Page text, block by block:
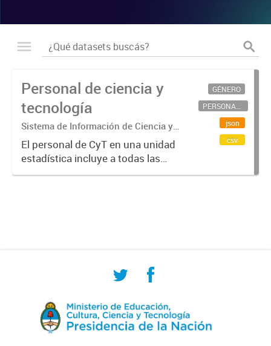
Personal de ciencia y
tecnología
Sistema de Información de Ciencia y
Tecnología Argentino (SICYTAR)
El personal de CyT en una unidad
estadística incluye a todas las
personas involucradas
GÉNERO
PERSONAL CIENTÍFICO-TECNOLÓGICO
json
csv